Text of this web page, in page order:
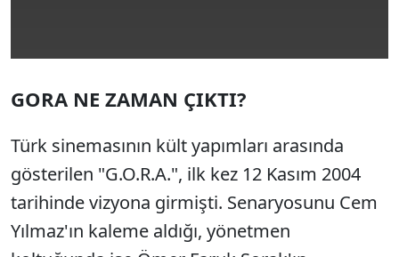
GORA NE ZAMAN ÇIKTI?
Türk sinemasının kült yapımları arasında
gösterilen "G.O.R.A.", ilk kez 12 Kasım 2004
tarihinde vizyona girmişti. Senaryosunu Cem
Yılmaz'ın kaleme aldığı, yönetmen